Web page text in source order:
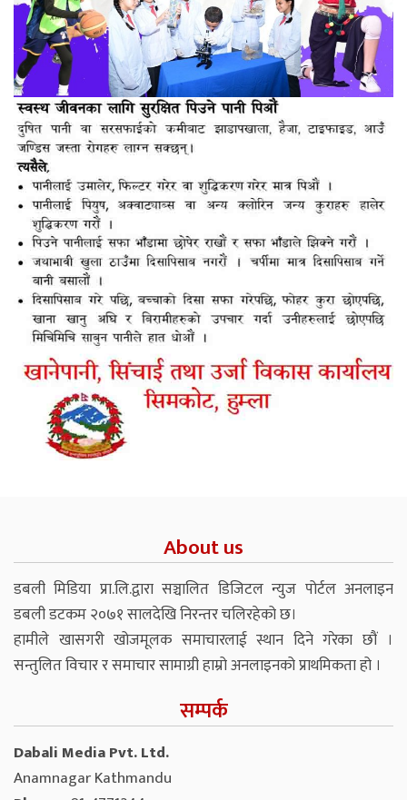
About us
डबली मिडिया प्रा.लि.द्वारा सञ्चालित डिजिटल न्युज पोर्टल अनलाइन
डबली डटकम २०७१ सालदेखि निरन्तर चलिरहेको छ।
हामीले खासगरी खोजमूलक समाचारलाई स्थान दिने गरेका छौं ।
सन्तुलित विचार र समाचार सामाग्री हाम्रो अनलाइनको प्राथमिकता हो ।
सम्पर्क
Dabali Media Pvt. Ltd.
Anamnagar Kathmandu